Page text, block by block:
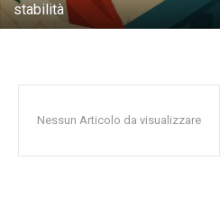
stabilità
Nessun Articolo da visualizzare